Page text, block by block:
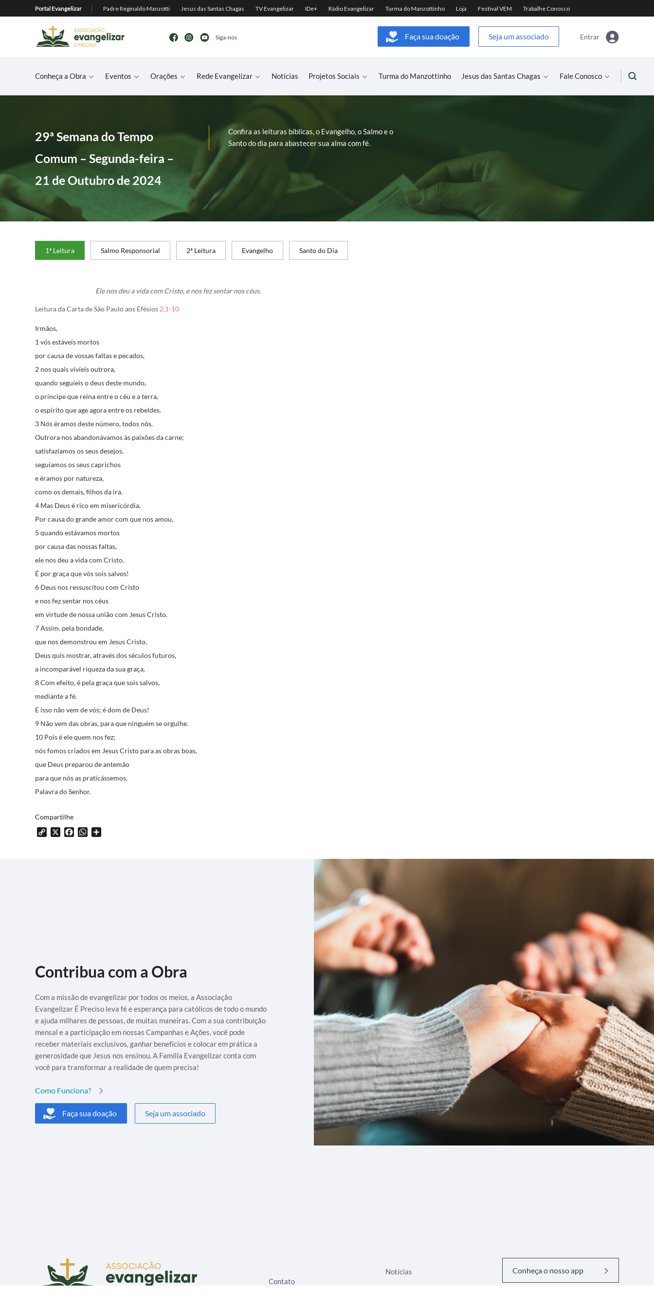
Siga-nos Faça sua doação Seja um associado Entrar
Conheça a Obra Eventos Orações Rede Evangelizar Notícias Projetos Sociais Turma do Manzottinho Jesus das Santas Chagas Fale Conosco
29ª Semana do Tempo
Comum – Segunda-feira –
21 de Outubro de 2024
Confira as leituras bíblicas, o Evangelho, o Salmo e o
Santo do dia para abastecer sua alma com fé.
1ª Leitura Salmo Responsorial 2ª Leitura Evangelho Santo do Dia
Ele nos deu a vida com Cristo, e nos fez sentar nos céus.
Leitura da Carta de São Paulo aos Efésios 2,1-10
Irmãos,
1 vós estáveis mortos
por causa de vossas faltas e pecados,
2 nos quais vivíeis outrora,
quando seguíeis o deus deste mundo,
o príncipe que reina entre o céu e a terra,
o espírito que age agora entre os rebeldes.
3 Nós éramos deste número, todos nós.
Outrora nos abandonávamos às paixões da carne;
satisfazíamos os seus desejos,
seguíamos os seus caprichos
e éramos por natureza,
como os demais, filhos da ira.
4 Mas Deus é rico em misericórdia.
Por causa do grande amor com que nos amou,
5 quando estávamos mortos
por causa das nossas faltas,
ele nos deu a vida com Cristo.
É por graça que vós sois salvos!
6 Deus nos ressuscitou com Cristo
e nos fez sentar nos céus
em virtude de nossa união com Jesus Cristo.
7 Assim, pela bondade,
que nos demonstrou em Jesus Cristo,
Deus quis mostrar, através dos séculos futuros,
a incomparável riqueza da sua graça.
8 Com efeito, é pela graça que sois salvos,
mediante a fé.
E isso não vem de vós; é dom de Deus!
9 Não vem das obras, para que ninguém se orgulhe.
10 Pois é ele quem nos fez;
nós fomos criados em Jesus Cristo para as obras boas,
que Deus preparou de antemão
para que nós as praticássemos.
Palavra do Senhor.
Compartilhe
Copy
FacebookWhatsApp
Contribua com a Obra
Com a missão de evangelizar por todos os meios, a Associação
Evangelizar É Preciso leva fé e esperança para católicos de todo o mundo
e ajuda milhares de pessoas, de muitas maneiras. Com a sua contribuição
mensal e a participação em nossas Campanhas e Ações, você pode
receber materiais exclusivos, ganhar benefícios e colocar em prática a
generosidade que Jesus nos ensinou. A Família Evangelizar conta com
você para transformar a realidade de quem precisa!
Como Funciona?
Faça sua doação Seja um associado
Contato
Notícias Conheça o nosso app